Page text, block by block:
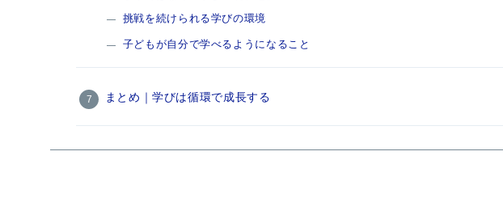
挑戦を続けられる学びの環境
子どもが自分で学べるようになること
まとめ｜学びは循環で成長する